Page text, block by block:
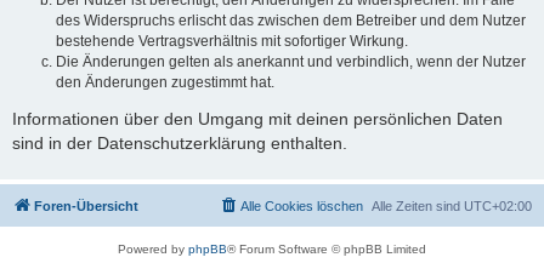
des Widerspruchs erlischt das zwischen dem Betreiber und dem Nutzer
bestehende Vertragsverhältnis mit sofortiger Wirkung.
Die Änderungen gelten als anerkannt und verbindlich, wenn der Nutzer
den Änderungen zugestimmt hat.
Informationen über den Umgang mit deinen persönlichen Daten
sind in der Datenschutzerklärung enthalten.
Foren-Übersicht Alle Zeiten sind UTC+02:00
Alle Cookies löschen
Powered by phpBB® Forum Software © phpBB Limited